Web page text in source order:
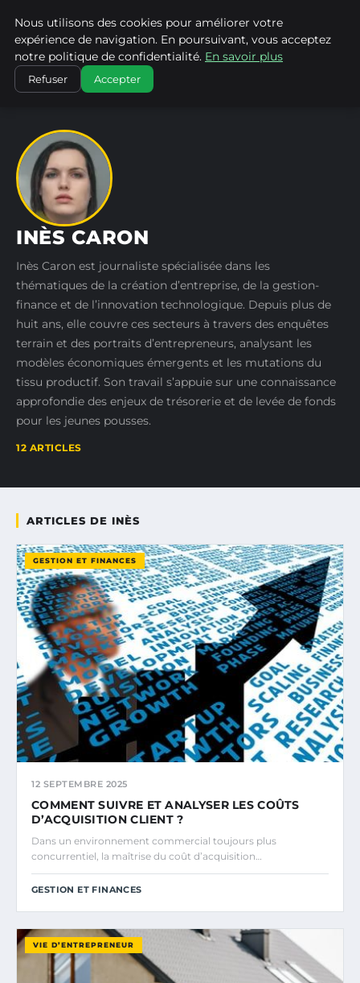
LA VANGUARDIA DEL SUR
ACCUEIL AUTEURS INÈS CARON
INÈS CARON
Inès Caron est journaliste spécialisée dans les
thématiques de la création d’entreprise, de la gestion-
finance et de l’innovation technologique. Depuis plus de
huit ans, elle couvre ces secteurs à travers des enquêtes
terrain et des portraits d’entrepreneurs, analysant les
modèles économiques émergents et les mutations du
tissu productif. Son travail s’appuie sur une connaissance
approfondie des enjeux de trésorerie et de levée de fonds
pour les jeunes pousses.
12 ARTICLES
ARTICLES DE INÈS
GESTION ET FINANCES
12 SEPTEMBRE 2025
COMMENT SUIVRE ET ANALYSER LES COÛTS
D’ACQUISITION CLIENT ?
Dans un environnement commercial toujours plus
concurrentiel, la maîtrise du coût d’acquisition…
GESTION ET FINANCES
VIE D’ENTREPRENEUR
Nous utilisons des cookies pour améliorer votre
expérience de navigation. En poursuivant, vous acceptez
notre politique de confidentialité. En savoir plus
Refuser Accepter